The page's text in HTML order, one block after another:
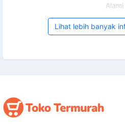
Alami
Lihat lebih banyak